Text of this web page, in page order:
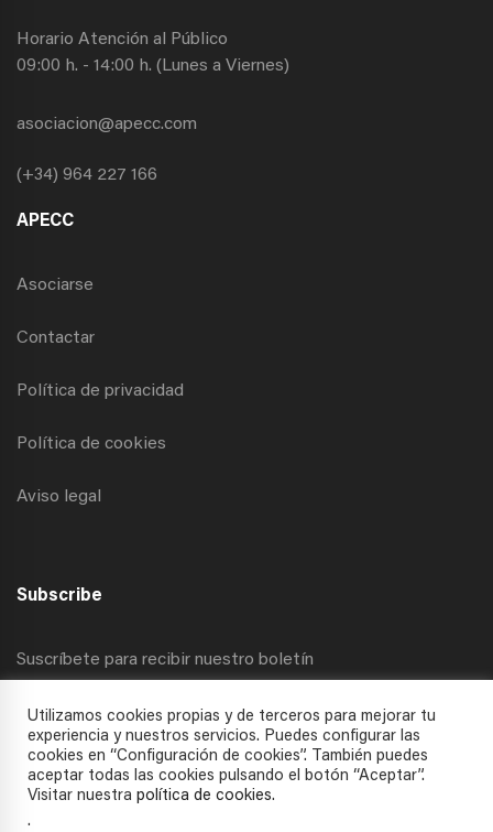
Horario Atención al Público
09:00 h. - 14:00 h. (Lunes a Viernes)
asociacion@apecc.com
(+34) 964 227 166
APECC
Asociarse
Contactar
Política de privacidad
Política de cookies
Aviso legal
Subscribe
Suscríbete para recibir nuestro boletín
Utilizamos cookies propias y de terceros para mejorar tu
experiencia y nuestros servicios. Puedes configurar las
cookies en “Configuración de cookies”. También puedes
aceptar todas las cookies pulsando el botón “Aceptar”.
Visitar nuestra política de cookies.
.